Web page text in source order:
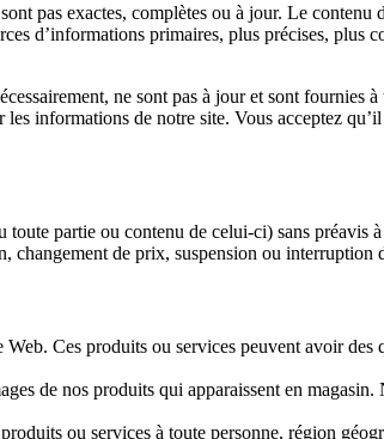
pas exactes, complètes ou à jour. Le
d’informations primaires, plus précises, plus
ne sont pas à jour et sont
informations de notre site. Vous acceptez
partie ou contenu de celui-ci) sans préavis
changement de prix, suspension ou interruption
Ces produits ou services peuvent avoir
de nos produits qui apparaissent en
ou services à toute personne, région